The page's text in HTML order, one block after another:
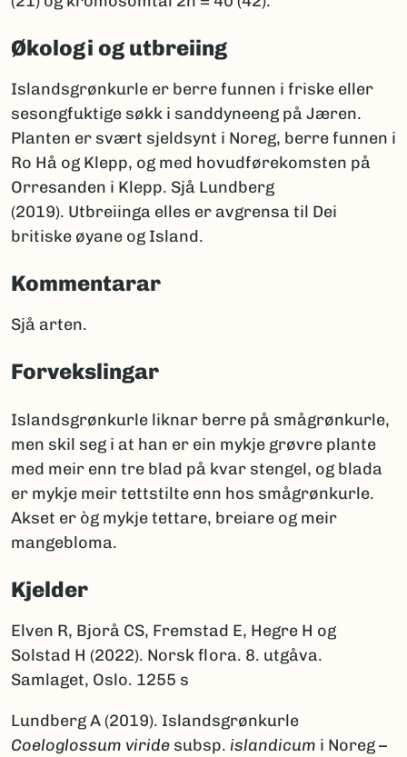
Økologi og utbreiing
Islandsgrønkurle er berre funnen i friske eller
sesongfuktige søkk i sanddyneeng på Jæren.
Planten er svært sjeldsynt i Noreg, berre funnen i
Ro Hå og Klepp, og med hovudførekomsten på
Orresanden i Klepp. Sjå Lundberg
(2019). Utbreiinga elles er avgrensa til Dei
britiske øyane og Island.
Kommentarar
Sjå arten.
Forvekslingar
Islandsgrønkurle liknar berre på smågrønkurle,
men skil seg i at han er ein mykje grøvre plante
med meir enn tre blad på kvar stengel, og blada
er mykje meir tettstilte enn hos smågrønkurle.
Akset er òg mykje tettare, breiare og meir
mangebloma.
Kjelder
Elven R, Bjorå CS, Fremstad E, Hegre H og
Solstad H (2022). Norsk flora. 8. utgåva.
Samlaget, Oslo. 1255 s
Lundberg A (2019). Islandsgrønkurle
Coeloglossum viride subsp. islandicum i Noreg –